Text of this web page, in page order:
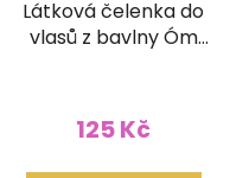
Látková čelenka do
vlasů z bavlny Óm
125 Kč